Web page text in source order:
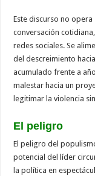
Este discurso no
conversación
redes sociales. Se
del descreimiento
acumulado frente a
malestar hacia un
legitimar la violencia
El peligro
El peligro del
potencial del líder
la política en